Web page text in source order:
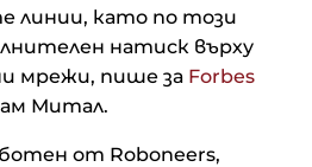
линии, като по този
натиск върху
мрежи, пише за Forbes
Митал.
от Roboneers,